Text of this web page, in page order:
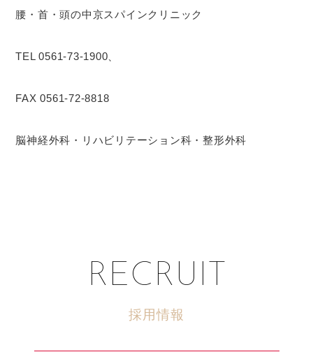
腰・首・頭の中京スパインクリニック
TEL 0561-73-1900、
FAX 0561-72-8818
脳神経外科・リハビリテーション科・整形外科
RECRUIT
採用情報